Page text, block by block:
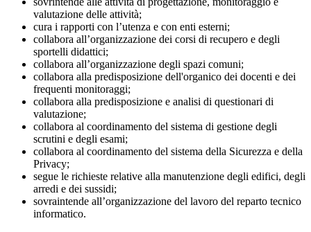
valutazione delle attività;
cura i rapporti con l’utenza e con enti esterni;
collabora all’organizzazione dei corsi di recupero e degli
sportelli didattici;
collabora all’organizzazione degli spazi comuni;
collabora alla predisposizione dell'organico dei docenti e dei
frequenti monitoraggi;
collabora alla predisposizione e analisi di questionari di
valutazione;
collabora al coordinamento del sistema di gestione degli
scrutini e degli esami;
collabora al coordinamento del sistema della Sicurezza e della
Privacy;
segue le richieste relative alla manutenzione degli edifici, degli
arredi e dei sussidi;
sovraintende all’organizzazione del lavoro del reparto tecnico
informatico.